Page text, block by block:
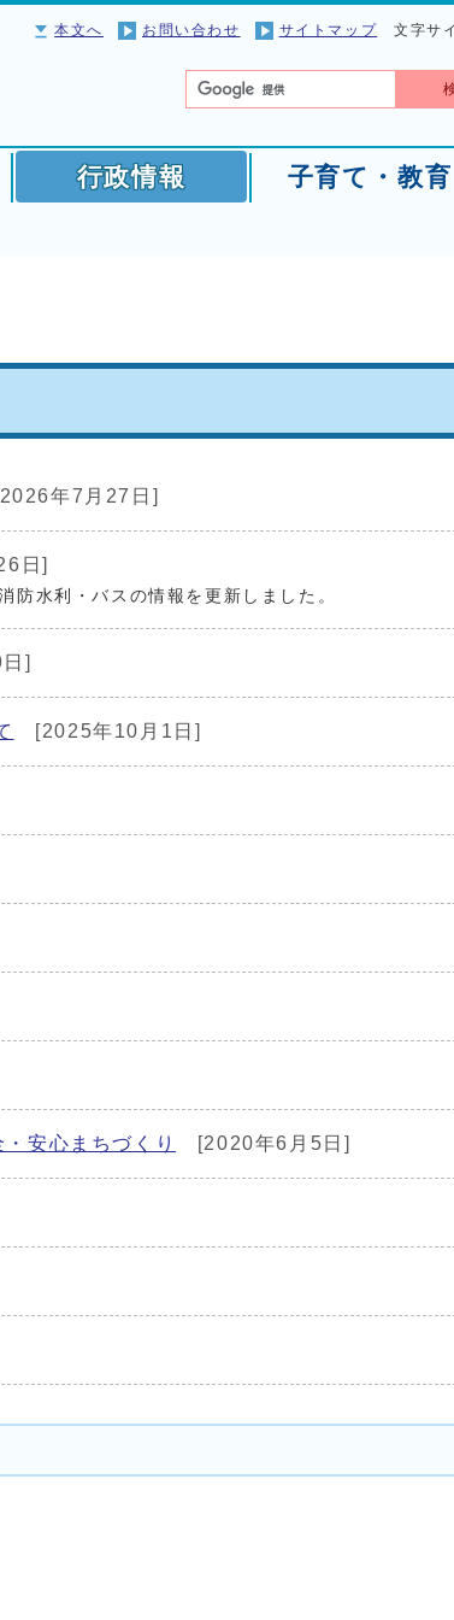
本文へ お問い合わせ サイトマップ 文字サ
行政情報 子育て・教育
年7月27日]
日]
防水利・バスの情報を更新しました。
]
[2025年10月1日]
安心まちづくり [2020年6月5日]